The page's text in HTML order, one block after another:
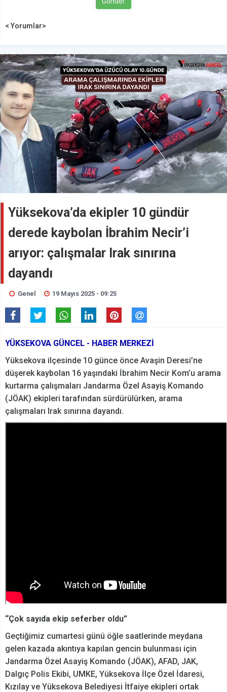
< Yorumlar>
Yüksekova’da ekipler 10 gündür
derede kaybolan İbrahim Necir’i
arıyor: çalışmalar Irak sınırına
dayandı
Genel 19 Mayıs 2025 - 09:25
YÜKSEKOVA GÜNCEL - HABER MERKEZİ
Yüksekova ilçesinde 10 günce önce Avaşin Deresi’ne
düşerek kaybolan 16 yaşındaki İbrahim Necir Kom’u arama
kurtarma çalışmaları Jandarma Özel Asayiş Komando
(JÖAK) ekipleri tarafından sürdürülürken, arama
çalışmaları Irak sınırına dayandı.
“Çok sayıda ekip seferber oldu”
Geçtiğimiz cumartesi günü öğle saatlerinde meydana
gelen kazada akıntıya kapılan gencin bulunması için
Jandarma Özel Asayiş Komando (JÖAK), AFAD, JAK,
Dalgıç Polis Ekibi, UMKE, Yüksekova İlçe Özel İdaresi,
Kızılay ve Yüksekova Belediyesi İtfaiye ekipleri ortak